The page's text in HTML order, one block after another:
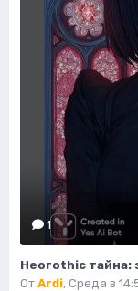
1
От Ardi, Среда в